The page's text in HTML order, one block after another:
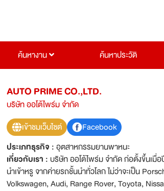
ค้นหางาน ค้นหาประวัติ
AUTO PRIME CO.,LTD.
บริษัท ออโต้ไพร์ม จำกัด
เข้าชมเว็บไซต์
Facebook
ประเภทธุรกิจ :อุตสาหกรรมยานพาหนะ
เกี่ยวกับเรา :บริษัท ออโต้ไพร์ม จำกัด ก่อตั้งขึ้นเมื่
นำเข้าหรู จากค่ายรถชั้นนำทั่วโลก ไม่ว่าจะเป็น
Volkswagen, Audi, Range Rover, Toyota,